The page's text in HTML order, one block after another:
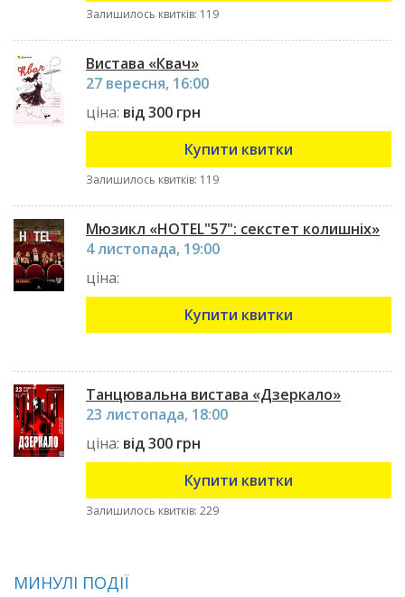
Залишилось квитків: 119
Вистава «Квач»
27 вересня, 16:00
ціна: від 300 грн
Купити квитки
Залишилось квитків: 119
Мюзикл «HOTEL"57": секстет колишніх»
4 листопада, 19:00
ціна:
Купити квитки
Танцювальна вистава «Дзеркало»
23 листопада, 18:00
ціна: від 300 грн
Купити квитки
Залишилось квитків: 229
МИНУЛІ ПОДІЇ